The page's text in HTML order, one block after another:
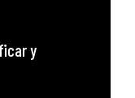
y